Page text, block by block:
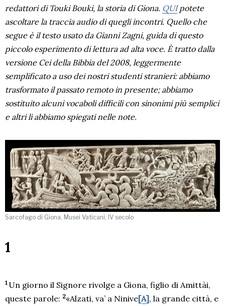
redattori di Touki Bouki, la storia di Giona. QUIpotete
ascoltare la traccia audio di quegli incontri. Quello che
segue è il testo usato da Gianni Zagni, guida di questo
piccolo esperimento di lettura ad alta voce. È tratto dalla
versione Cei della Bibbia del 2008, leggermente
semplificato a uso dei nostri studenti stranieri: abbiamo
trasformato il passato remoto in presente; abbiamo
sostituito alcuni vocaboli difficili con sinonimi più semplici
e altri li abbiamo spiegati nelle note.
Sarcofago di Giona, Musei Vaticani, IV secolo
1
1 Un giorno il Signore rivolge a Giona, figlio di Amittài,
queste parole: 2«Alzati, va’ a Ninive[A], la grande città, e